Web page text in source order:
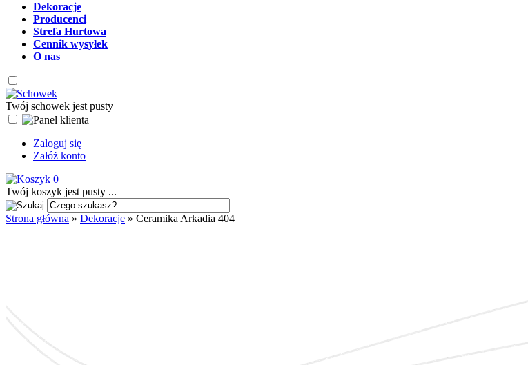
Dekoracje
Producenci
Strefa Hurtowa
Cennik wysyłek
O nas
Twój schowek jest pusty
Zaloguj się
Załóż konto
0
Twój koszyk jest pusty ...
Strona główna » Dekoracje » Ceramika Arkadia 404